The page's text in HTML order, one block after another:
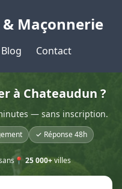
Maçonnerie
Blog Contact
à Chateaudun ?
— sans inscription.
✓ Réponse 48h
📍 25 000+villes